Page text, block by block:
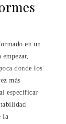
en un
donde los
más
especificar
la